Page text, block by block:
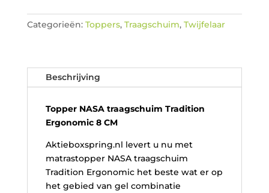
CM
Categorieën: Toppers, Traagschuim, Twijfelaar
Beschrijving
Topper NASA traagschuim Tradition
Ergonomic 8 CM
Aktieboxspring.nl levert u nu met
matrastopper NASA traagschuim
Tradition Ergonomic het beste wat er op
het gebied van gel combinatie